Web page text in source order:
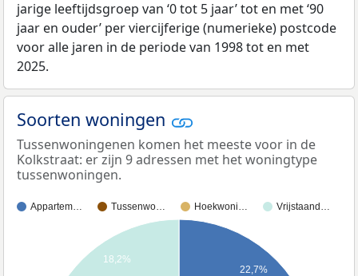
jarige leeftijdsgroep van ‘0 tot 5 jaar’ tot en met ‘90
jaar en ouder’ per viercijferige (numerieke) postcode
voor alle jaren in de periode van 1998 tot en met
2025.
Soorten woningen
Tussenwoningenen komen het meeste voor in de
Kolkstraat: er zijn 9 adressen met het woningtype
tussenwoningen.
Appartem… Tussenwo… Hoekwoni… Vrijstaand…
22,7%
18,2%